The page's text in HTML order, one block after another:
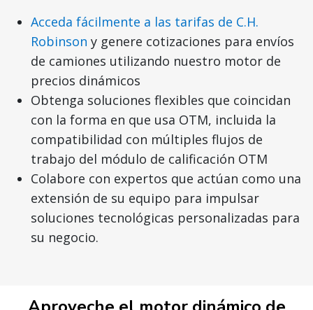
Acceda fácilmente a las tarifas de C.H.
Robinson y genere cotizaciones para envíos
de camiones utilizando nuestro motor de
precios dinámicos
Obtenga soluciones flexibles que coincidan
con la forma en que usa OTM, incluida la
compatibilidad con múltiples flujos de
trabajo del módulo de calificación OTM
Colabore con expertos que actúan como una
extensión de su equipo para impulsar
soluciones tecnológicas personalizadas para
su negocio.